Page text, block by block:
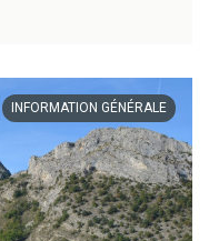
INFORMATION GÉNÉRALE